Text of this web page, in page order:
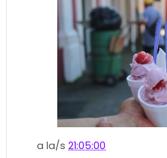
a la/s21:05:00